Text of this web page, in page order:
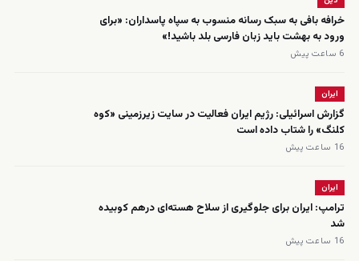
خرافه بافی به سبک رسانه منسوب به سپاه پاسداران: «برای
ورود به بهشت باید زبان فارسی بلد باشید!»
6 ساعت پیش
ایران
گزارش اسرائیلی: رژیم ایران فعالیت در سایت زیرزمینی «کوه
کلنگ» را شتاب داده است
16 ساعت پیش
ایران
ترامپ: ایران برای جلوگیری از سلاح هسته‌ای درهم کوبیده
شد
16 ساعت پیش